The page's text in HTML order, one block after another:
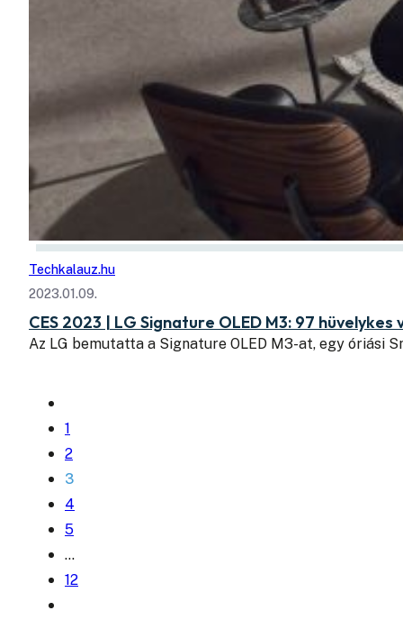
Techkalauz.hu
2023.01.09.
CES 2023 | LG Signature OLED M3: 97
Az LG bemutatta a Signature OLED M3-at, egy óriási
1
2
3
4
5
…
12